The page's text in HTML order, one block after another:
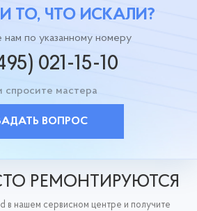
ТО, ЧТО ИСКАЛИ?
нам по указанному номеру
021-15-10
спросите мастера
ВОПРОС
РЕМОНТИРУЮТСЯ
в нашем сервисном центре и получите